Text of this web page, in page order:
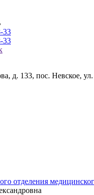
33
33
д. 133, пос. Невское,
отделения